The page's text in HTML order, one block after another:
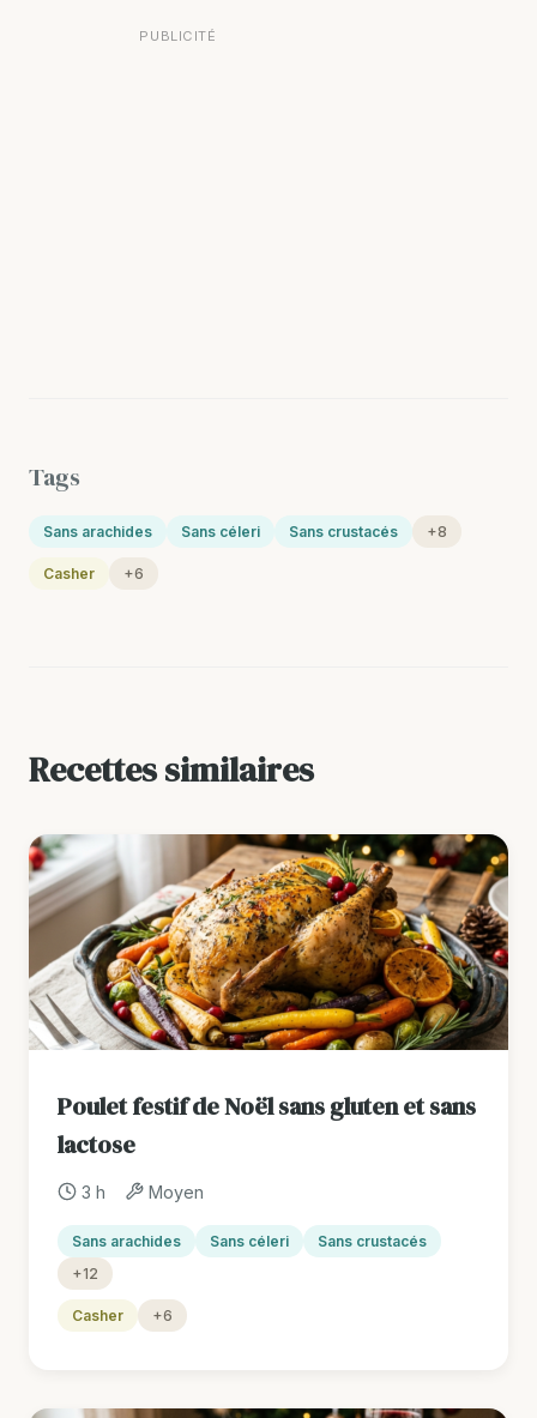
PUBLICITÉ
Tags
Sans arachides Sans céleri Sans crustacés +8
Casher +6
Recettes similaires
Poulet festif de Noël sans gluten et sans
lactose
3 h Moyen
Sans arachides Sans céleri
Sans crustacés
+12
Casher +6